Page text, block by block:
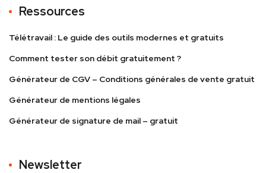
Ressources
Télétravail : Le guide des outils modernes et gratuits
Comment tester son débit gratuitement ?
Générateur de CGV – Conditions générales de vente gratuit
Générateur de mentions légales
Générateur de signature de mail – gratuit
Newsletter